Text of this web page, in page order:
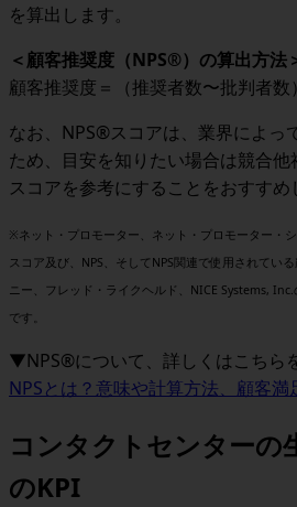
を算出します。
＜顧客推奨度（NPS®）の算出方法
顧客推奨度＝（推奨者数〜批判者数
なお、NPS®スコアは、業界によっ
ため、目安を知りたい場合は競合
スコアを参考にすることをおすすめ
※ネット・プロモーター、ネット・プロモーター・
スコア及び、NPS、そしてNPS関連で使用されてい
ニー、フレッド・ライクヘルド、NICE Systems,
です。
▼NPS®について、詳しくはこちら
NPSとは？意味や計算方法、顧客
コンタクトセンターの
のKPI